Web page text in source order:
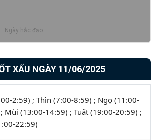
Ngày hắc đạo
XẤU NGÀY 11/06/2025
2:59) ; Thìn (7:00-8:59) ; Ngọ (11:00-
Mùi (13:00-14:59) ; Tuất (19:00-20:59) ;
22:59)